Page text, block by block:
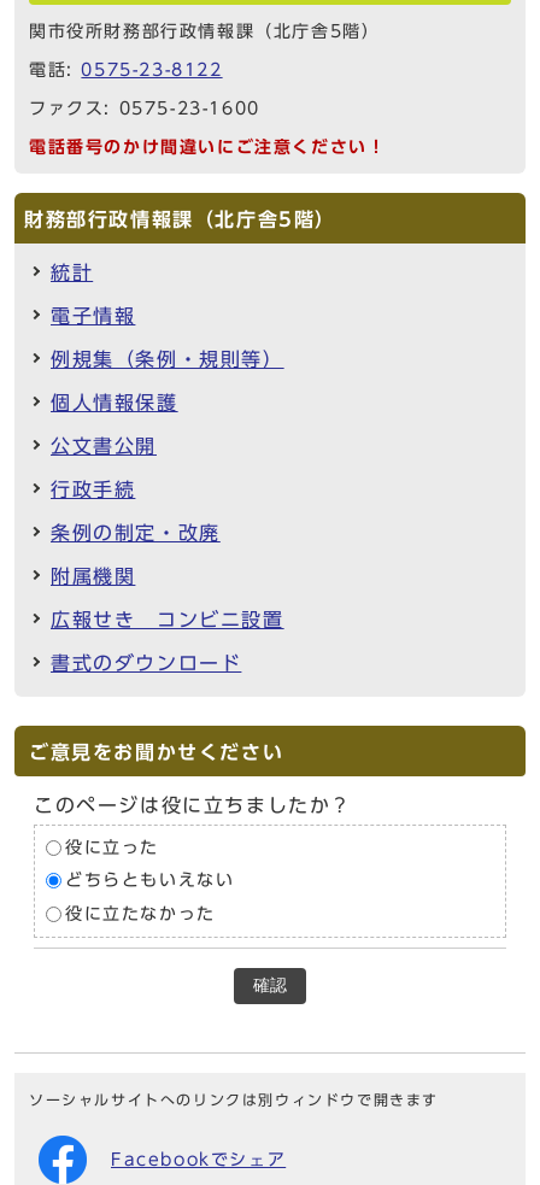
関市役所財務部行政情報課（北庁舎5階）
電話:0575-23-8122
ファクス: 0575-23-1600
電話番号のかけ間違いにご注意ください！
財務部行政情報課（北庁舎5階）
統計
電子情報
例規集（条例・規則等）
個人情報保護
公文書公開
行政手続
条例の制定・改廃
附属機関
広報せき コンビニ設置
書式のダウンロード
ご意見をお聞かせください
このページは役に立ちましたか？
役に立った
どちらともいえない
役に立たなかった
確認
ソーシャルサイトへのリンクは別ウィンドウで開きます
Facebookでシェア